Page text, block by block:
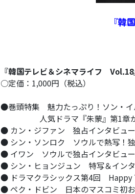
『韓
『韓国テレビ＆シネマライフ Vol.18
○定価：1,000円（税込）
●巻頭特集 魅力たっぷり！ソン・
人気ドラマ『朱蒙』第1章か
● カン・ジファン 独占インタビュ
● シン・ソンロク ソウルで熱写！
● イワン ソウルで独占インタビュ
● シン・ヒョンジュン 特写＆イン
● ドラマクラシックス第4回 Happy
● ペク・ドビン 日本のマスコミ初お